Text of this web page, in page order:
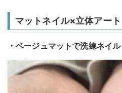
マットネイル×立体アート
・ベージュマットで洗練ネイル